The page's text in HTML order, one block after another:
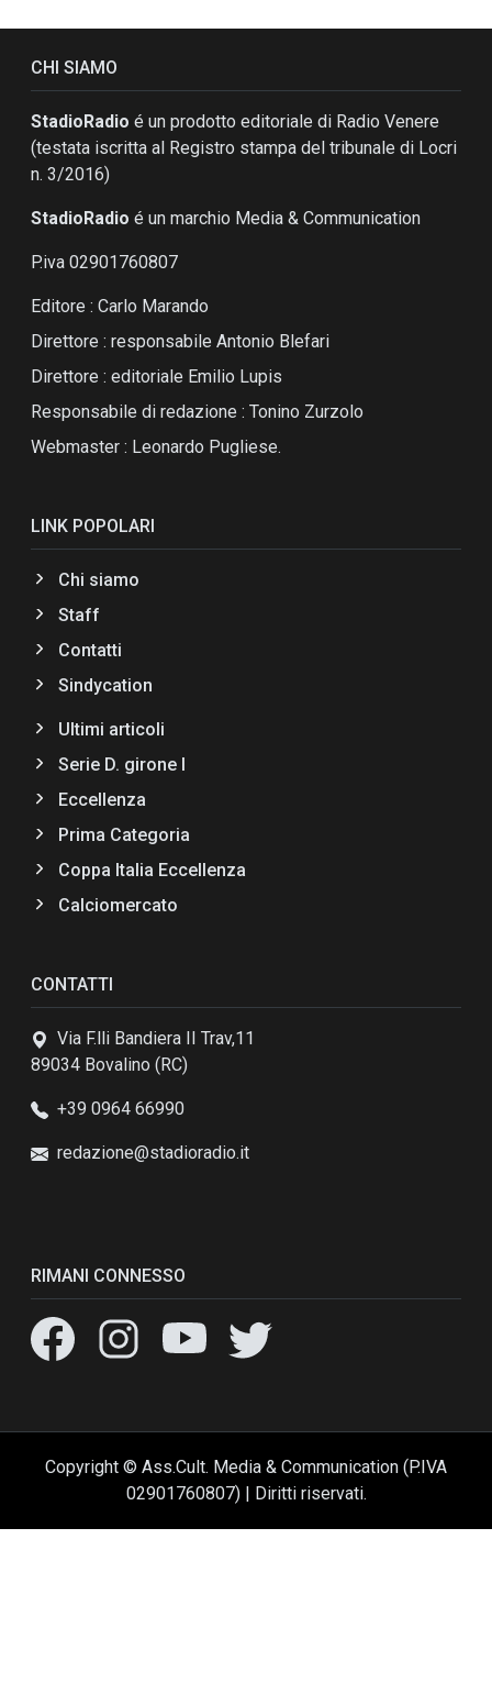
CHI SIAMO
StadioRadio é un prodotto editoriale di Radio Venere
(testata iscritta al Registro stampa del tribunale di Locri
n. 3/2016)
StadioRadio é un marchio Media & Communication
P.iva 02901760807
Editore : Carlo Marando
Direttore : responsabile Antonio Blefari
Direttore : editoriale Emilio Lupis
Responsabile di redazione : Tonino Zurzolo
Webmaster : Leonardo Pugliese.
LINK POPOLARI
Chi siamo
Staff
Contatti
Sindycation
Ultimi articoli
Serie D. girone I
Eccellenza
Prima Categoria
Coppa Italia Eccellenza
Calciomercato
CONTATTI
Via F.lli Bandiera II Trav,11
89034 Bovalino (RC)
+39 0964 66990
redazione@stadioradio.it
RIMANI CONNESSO
Copyright © Ass.Cult. Media & Communication (P.IVA
02901760807) | Diritti riservati.